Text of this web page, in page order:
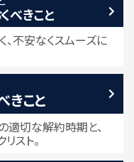
べきこと
不安なくスムーズに
きこと
適切な解約時期と、
スト。